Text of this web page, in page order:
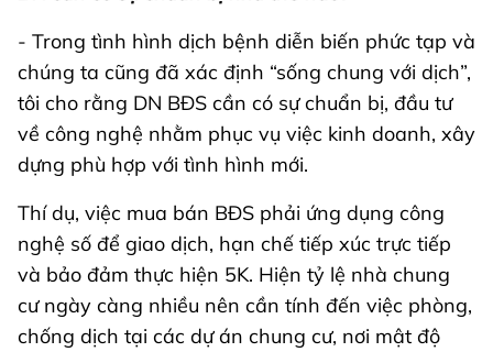
- Trong tình hình dịch bệnh diễn biến phức tạp và
chúng ta cũng đã xác định “sống chung với dịch”,
tôi cho rằng DN BĐS cần có sự chuẩn bị, đầu tư
về công nghệ nhằm phục vụ việc kinh doanh, xây
dựng phù hợp với tình hình mới.
Thí dụ, việc mua bán BĐS phải ứng dụng công
nghệ số để giao dịch, hạn chế tiếp xúc trực tiếp
và bảo đảm thực hiện 5K. Hiện tỷ lệ nhà chung
cư ngày càng nhiều nên cần tính đến việc phòng,
chống dịch tại các dự án chung cư, nơi mật độ